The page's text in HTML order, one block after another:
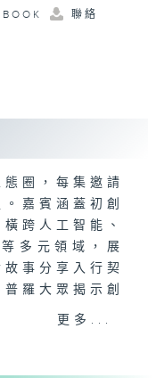
聯絡
圈，每集邀請
嘉賓涵蓋初創
跨人工智能、
多元領域，展
事分享入行契
羅大眾揭示創
更多...